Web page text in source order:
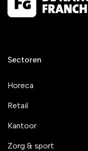
Sectoren
Horeca
Retail
Kantoor
Zorg & sport